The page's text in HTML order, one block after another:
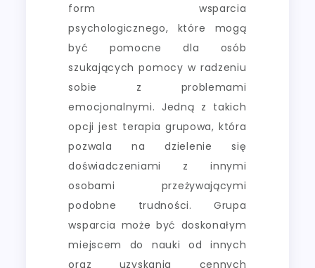
form wsparcia
psychologicznego, które mogą
być pomocne dla osób
szukających pomocy w radzeniu
sobie z problemami
emocjonalnymi. Jedną z takich
opcji jest terapia grupowa, która
pozwala na dzielenie się
doświadczeniami z innymi
osobami przeżywającymi
podobne trudności. Grupa
wsparcia może być doskonałym
miejscem do nauki od innych
oraz uzyskania cennych